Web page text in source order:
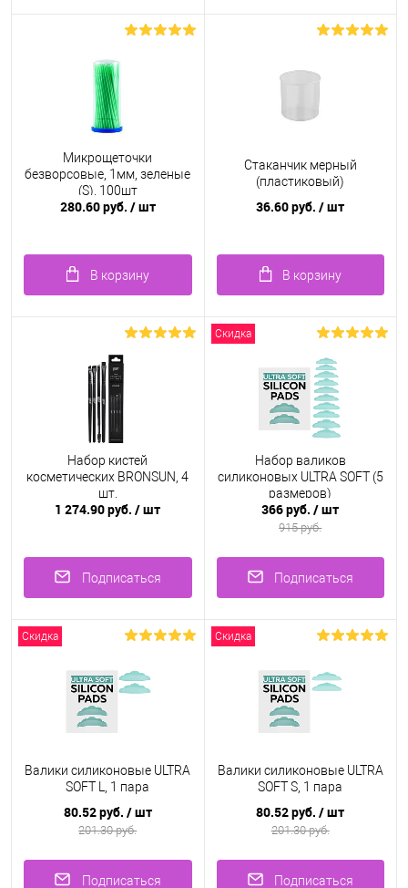
Микрощеточки
безворсовые, 1мм, зеленые
(S), 100шт
280.60 руб. / шт
В корзину
Стаканчик мерный
(пластиковый)
36.60 руб./ шт
В корзину
Набор кистей
косметических BRONSUN, 4
шт.
1 274.90 руб./ шт
Подписаться
Скидка
Набор валиков
силиконовых ULTRA SOFT (5
размеров)
366 руб./ шт
915 руб.
Подписаться
Скидка
Валики силиконовые ULTRA
SOFT L, 1 пара
80.52 руб. / шт
201.30 руб.
Подписаться
Скидка
Валики силиконовые ULTRA
SOFT S, 1 пара
80.52 руб./ шт
201.30 руб.
Подписаться